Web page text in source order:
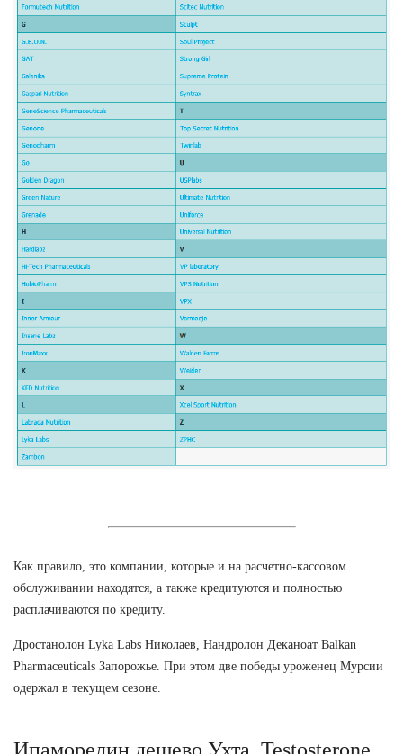
Как правило, это компании, которые и на расчетно-кассовом
обслуживании находятся, а также кредитуются и полностью
расплачиваются по кредиту.
Дростанолон Lyka Labs Николаев, Нандролон Деканоат Balkan
Pharmaceuticals Запорожье. При этом две победы уроженец Мурсии
одержал в текущем сезоне.
Ипаморелин дешево Ухта. Testosterone